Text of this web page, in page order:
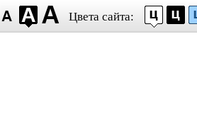
Цвета сайта: